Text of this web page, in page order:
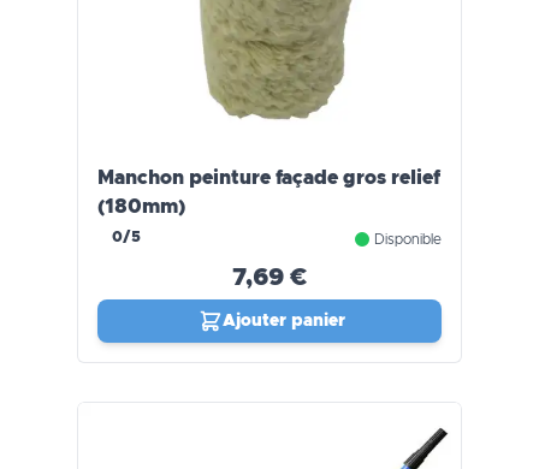
Manchon peinture façade gros relief
(180mm)
0/5 Disponible
7,69 €
Ajouter panier